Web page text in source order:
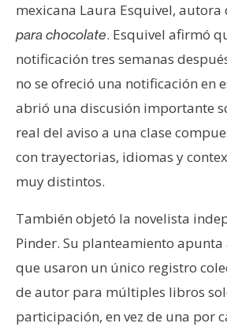
mexicana Laura Esquivel, autora
para chocolate. Esquivel afirmó
notificación tres semanas
no se ofreció una notificación en
abrió una discusión importante
real del aviso a una clase
con trayectorias, idiomas y
muy distintos.
También objetó la novelista
Pinder. Su planteamiento
que usaron un único registro
de autor para múltiples libros
participación, en vez de una por